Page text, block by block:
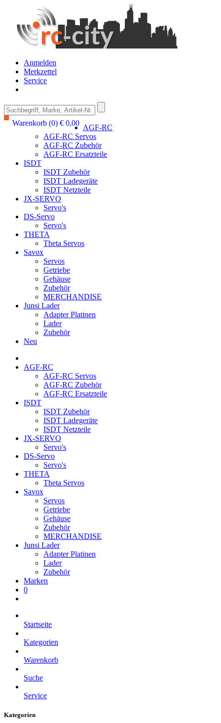
Anmelden
Merkzettel
Service
Warenkorb (0) € 0,00
AGF-RC
AGF-RC Servos
AGF-RC Zubehör
AGF-RC Ersatzteile
ISDT
ISDT Zubehör
ISDT Ladegeräte
ISDT Netzteile
JX-SERVO
Servo's
DS-Servo
Servo's
THETA
Theta Servos
Savox
Servos
Getriebe
Gehäuse
Zubehör
MERCHANDISE
Junsi Lader
Adapter Platinen
Lader
Zubehör
Neu
AGF-RC
AGF-RC Servos
AGF-RC Zubehör
AGF-RC Ersatzteile
ISDT
ISDT Zubehör
ISDT Ladegeräte
ISDT Netzteile
JX-SERVO
Servo's
DS-Servo
Servo's
THETA
Theta Servos
Savox
Servos
Getriebe
Gehäuse
Zubehör
MERCHANDISE
Junsi Lader
Adapter Platinen
Lader
Zubehör
Marken
0
Startseite
Kategorien
Warenkorb
Suche
Service
Kategorien